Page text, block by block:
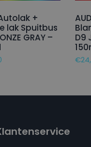
+
lak Spuitbus
GRAY –
D9
€